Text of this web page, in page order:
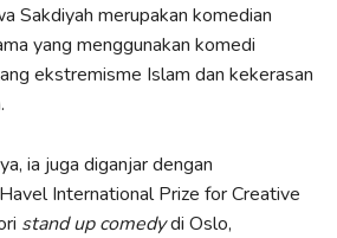
Sakdiyah merupakan komedian
yang menggunakan komedi
ekstremisme Islam dan kekerasan
ia juga diganjar dengan
International Prize for Creative
stand up comedydi Oslo,